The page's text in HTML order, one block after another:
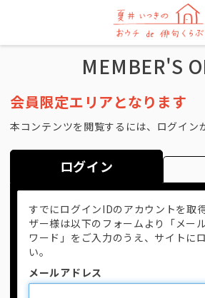
MEMBER'S
会員限定エリアとなります
本コンテンツを閲覧するには、ログイン
ログイン
すでにログインIDのアカウントを取
ザー様は以下のフォームより「メー
ワード」をご入力のうえ、サイトに
い。
メールアドレス